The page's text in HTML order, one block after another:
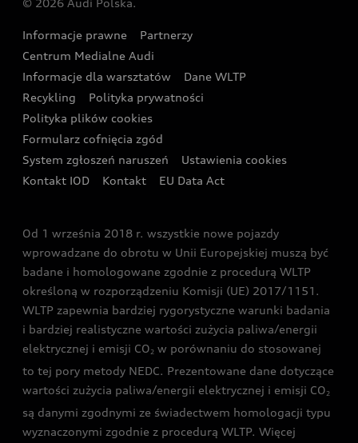
Wyszukaj najbliższego Partnera Audi
Oferta dla przedsiębiorców
Oferta dla klientów prywatnych
Kalkulator rat
Ubezpieczenie
Audi exclusive
Zasięg
Gwarancja
Akcje serwisowe Audi
Katalog online akcesoriów
Audi i Muzeum Sztuki Nowoczesnej w Warszawie
Audi driving experience
Audi quattro Cup
Audi i Puchar Świata w Skokach Narciarskich w
Zakopanem
© 2026 Audi Polska.
Informacje prawne
Partnerzy
Centrum Medialne Audi
Informacje dla warsztatów
Dane WLTP
Recykling
Polityka prywatności
Polityka plików cookies
Formularz cofnięcia zgód
System zgłoszeń naruszeń
Ustawienia cookies
Kontakt IOD
Kontakt EU Data Act
Od 1 września 2018 r. wszystkie nowe pojazdy
wprowadzane do obrotu w Unii Europejskiej muszą być
badane i homologowane zgodnie z procedurą WLTP
określoną w rozporządzeniu Komisji (UE) 2017/1151.
WLTP zapewnia bardziej rygorystyczne warunki badania
i bardziej realistyczne wartości zużycia paliwa/energii
elektrycznej i emisji CO2 w porównaniu do stosowanej
to tej pory metody NEDC. Prezentowane dane dotyczące
wartości zużycia paliwa/energii elektrycznej i emisji CO2
są danymi zgodnymi ze świadectwem homologacji typu
wyznaczonymi zgodnie z procedurą WLTP. Więcej